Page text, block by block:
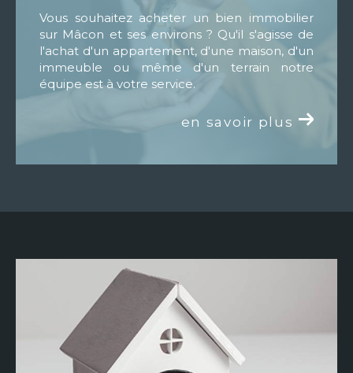
Vous souhaitez acheter un bien immobilier
sur Mâcon et ses environs ? Qu'il s'agisse de
l'achat d'un appartement, d'une maison, d'un
immeuble ou même d'un terrain notre
équipe est à votre service.
en savoir plus